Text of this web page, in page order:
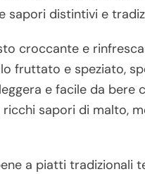
sapori distintivi e
croccante e
fruttato e speziato,
e facile da
ricchi sapori di malto,
a piatti tradizionali